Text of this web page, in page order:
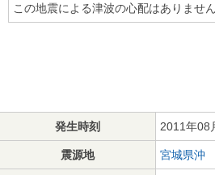
この地震による津波の心配はありません
発生時刻 2011年08
震源地 宮城県沖